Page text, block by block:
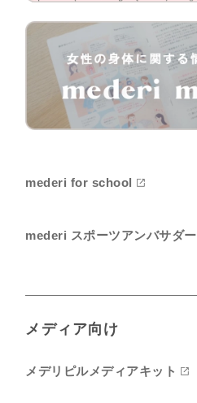
mederi for school
mederi スポーツアンバサダー
メディア向け
メデリピルメディアキット